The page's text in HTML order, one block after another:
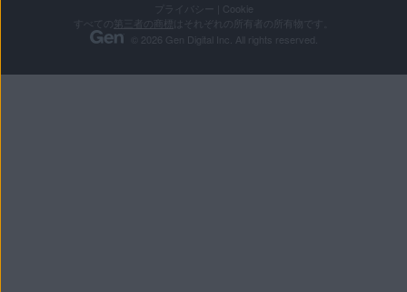
プライバシー
Cookie
第三者の商標
はそれぞれの所有者の所有物です。
© 2026 Gen Digital Inc. All rights reserved.